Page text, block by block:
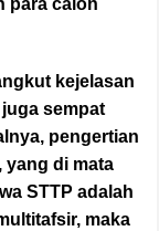
para calon
kejelasan
sempat
pengertian
yang di mata
STTP adalah
maka